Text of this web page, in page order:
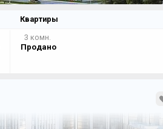
Квартиры
3 комн.
Продано